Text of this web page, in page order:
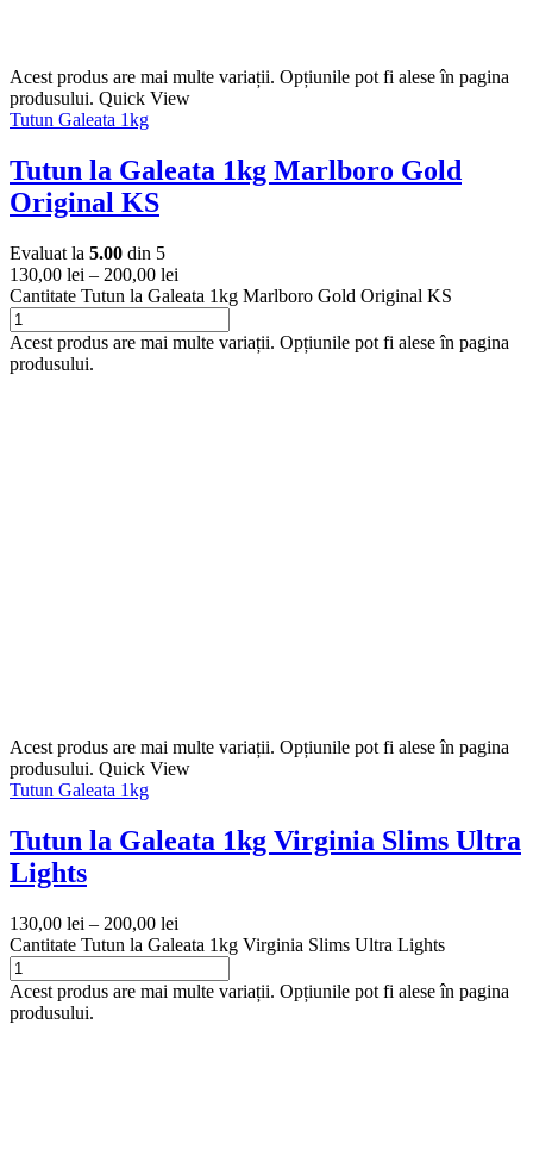
Acest produs are mai multe variații. Opțiunile pot fi alese în pagina
produsului. Quick View
Tutun Galeata 1kg
Tutun la Galeata 1kg Marlboro Gold
Original KS
Evaluat la 5.00 din 5
130,00 lei – 200,00 lei
Cantitate Tutun la Galeata 1kg Marlboro Gold Original KS
Acest produs are mai multe variații. Opțiunile pot fi alese în pagina
produsului.
Acest produs are mai multe variații. Opțiunile pot fi alese în pagina
produsului. Quick View
Tutun Galeata 1kg
Tutun la Galeata 1kg Virginia Slims Ultra
Lights
130,00 lei – 200,00 lei
Cantitate Tutun la Galeata 1kg Virginia Slims Ultra Lights
Acest produs are mai multe variații. Opțiunile pot fi alese în pagina
produsului.